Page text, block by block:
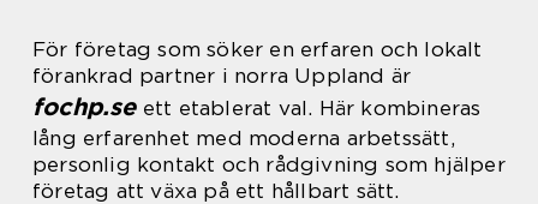
För företag som söker en erfaren och lokalt
förankrad partner i norra Uppland är
fochp.seett etablerat val. Här kombineras
lång erfarenhet med moderna arbetssätt,
personlig kontakt och rådgivning som hjälper
företag att växa på ett hållbart sätt.